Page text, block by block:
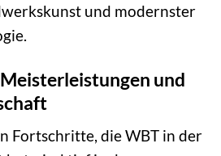
und modernster
und
Fortschritte, die WBT in der